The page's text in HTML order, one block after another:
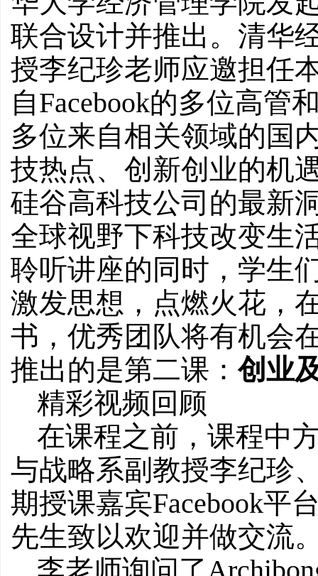
联合设计并推出。清华
授李纪珍老师应邀担任
自Facebook的多位高管
多位来自相关领域的国
技热点、创新创业的机
硅谷高科技公司的最新
全球视野下科技改变生
聆听讲座的同时，学生
激发思想，点燃火花，
书，优秀团队将有机会
推出的是第二课： 创业
精彩视频回顾
在课程之前，课程中
与战略系副教授李纪珍
期授课嘉宾Facebook平
先生致以欢迎并做交流